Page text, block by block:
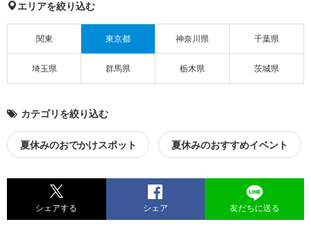
エリアを絞り込む
関東 東京都 神奈川県 千葉県
埼玉県 群馬県 栃木県 茨城県
カテゴリを絞り込む
夏休みのおでかけスポット 夏休みのおすすめイベント
シェアする シェア 友だちに送る